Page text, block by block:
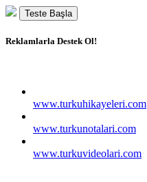
Teste Başla
Reklamlarla Destek Ol!
www.turkuhikayeleri.com
www.turkunotalari.com
www.turkuvideolari.com